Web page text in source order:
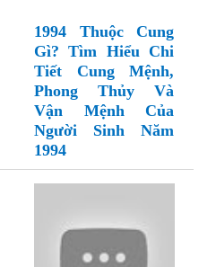
1994 Thuộc Cung
Gì? Tìm Hiểu Chi
Tiết Cung Mệnh,
Phong Thủy Và
Vận Mệnh Của
Người Sinh Năm
1994